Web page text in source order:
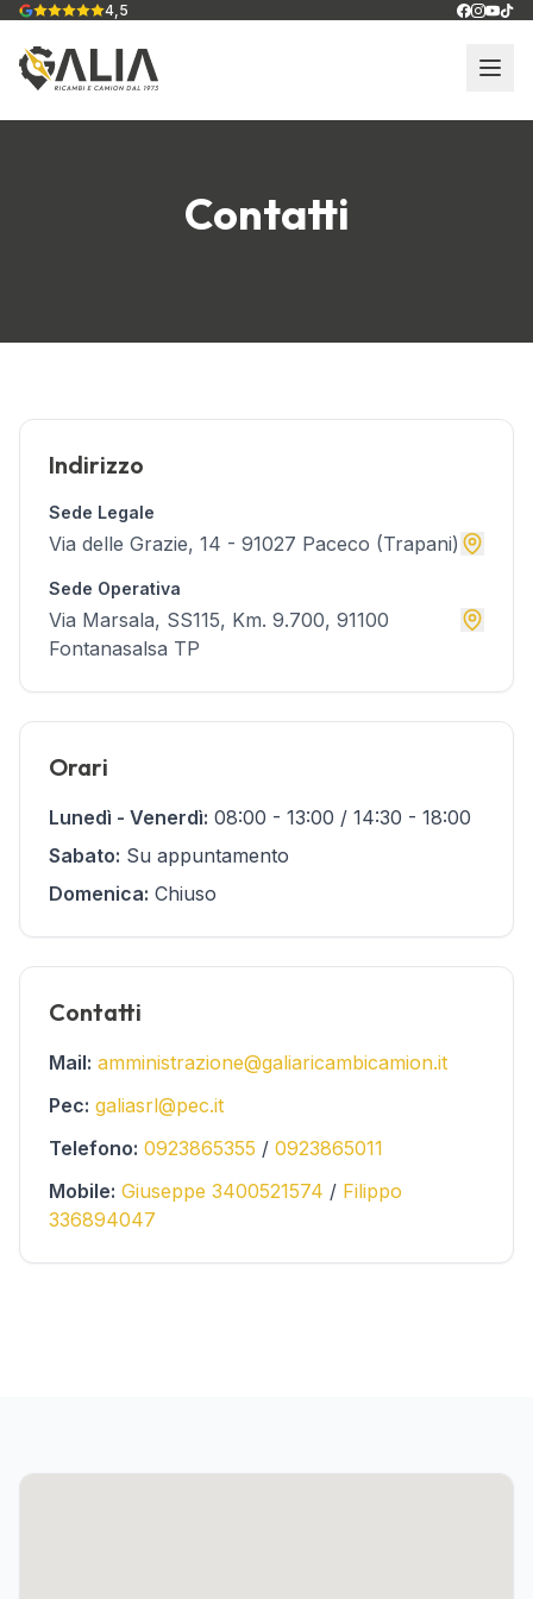
4,5
Contatti
Indirizzo
Sede Legale
Via delle Grazie, 14 - 91027 Paceco (Trapani)
Sede Operativa
Via Marsala, SS115, Km. 9.700, 91100
Fontanasalsa TP
Orari
Lunedì - Venerdì: 08:00 - 13:00 / 14:30 - 18:00
Sabato: Su appuntamento
Domenica: Chiuso
Contatti
Mail: amministrazione@galiaricambicamion.it
Pec: galiasrl@pec.it
Telefono: 0923865355 / 0923865011
Mobile: Giuseppe 3400521574 / Filippo
336894047